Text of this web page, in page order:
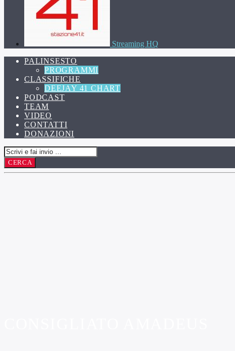
Streaming HQ
PALINSESTO
PROGRAMMI
CLASSIFICHE
DEEJAY 41 CHART
PODCAST
TEAM
VIDEO
CONTATTI
DONAZIONI